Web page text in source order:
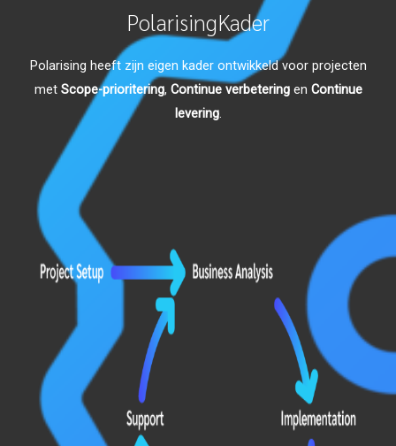
PolarisingKader
Polarising heeft zijn eigen kader ontwikkeld voor projecten
met Scope-prioritering, Continue verbeteringen Continue
levering.